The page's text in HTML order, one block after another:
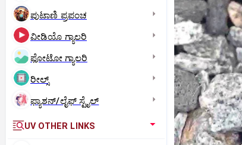
ಪುಟಾಣಿ ಪ್ರಪಂಚ
ವೀಡಿಯೊ ಗ್ಯಾಲರಿ
ಫೋಟೋ ಗ್ಯಾಲರಿ
ರೀಲ್ಸ್
ಫ್ಯಾಶನ್/ಲೈಫ್‌ ಸ್ಟೈಲ್
UV OTHER LINKS